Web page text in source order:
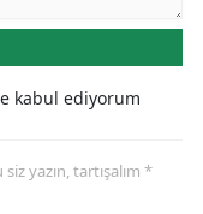
kabul ediyorum
yazın, tartışalım *